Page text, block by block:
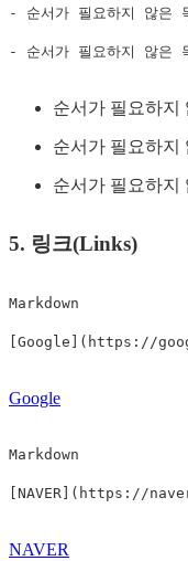
- 순서가 필요하지 않은
- 순서가 필요하지 않은
순서가 필요하지
순서가 필요하지
순서가 필요하지
5. 링크(Links)
Markdown
[Google](https://
Google
Markdown
[NAVER](https://
NAVER